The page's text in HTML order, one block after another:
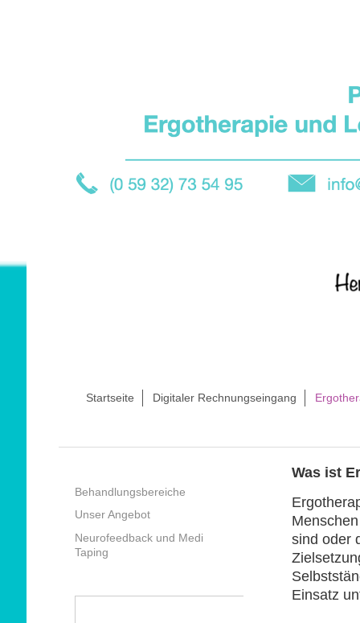
Startseite Digitaler Rechnungseingang
Was ist
sind oder
Einsatz
Behandlungsbereiche
Unser Angebot
Neurofeedback und Medi
Taping